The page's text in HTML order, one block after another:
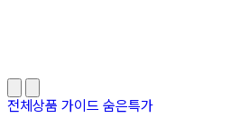
전체상품 가이드 숨은특가